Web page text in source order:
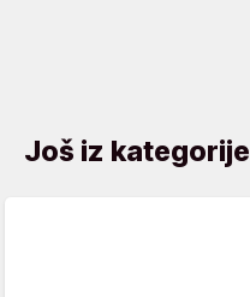
Još iz kategorije